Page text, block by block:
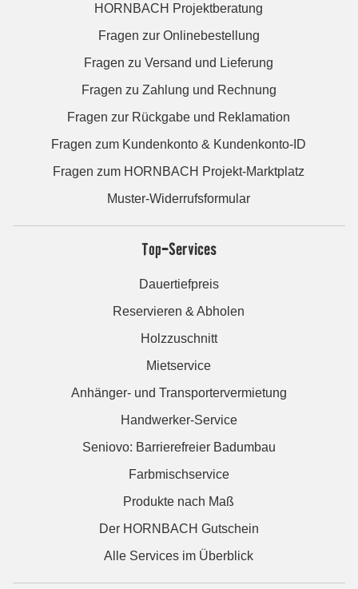
HORNBACH Projektberatung
Fragen zur Onlinebestellung
Fragen zu Versand und Lieferung
Fragen zu Zahlung und Rechnung
Fragen zur Rückgabe und Reklamation
Fragen zum Kundenkonto & Kundenkonto-ID
Fragen zum HORNBACH Projekt-Marktplatz
Muster-Widerrufsformular
Top-Services
Dauertiefpreis
Reservieren & Abholen
Holzzuschnitt
Mietservice
Anhänger- und Transportervermietung
Handwerker-Service
Seniovo: Barrierefreier Badumbau
Farbmischservice
Produkte nach Maß
Der HORNBACH Gutschein
Alle Services im Überblick